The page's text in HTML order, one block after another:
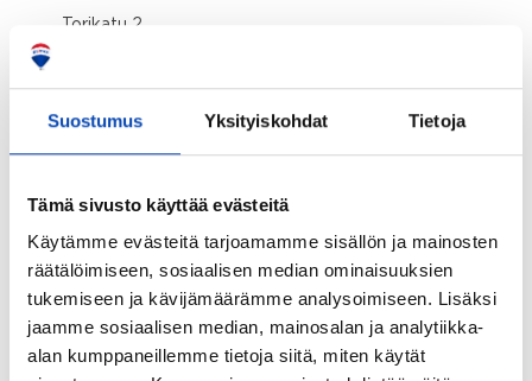
Suostumus Yksityiskohdat Tietoja
Tämä sivusto käyttää evästeitä
Käytämme evästeitä tarjoamamme sisällön ja mainosten
räätälöimiseen, sosiaalisen median ominaisuuksien
tukemiseen ja kävijämäärämme analysoimiseen. Lisäksi
jaamme sosiaalisen median, mainosalan ja analytiikka-
alan kumppaneillemme tietoja siitä, miten käytät
Torikatu 2
Isännöitsijäntodistuksen päivämäärä:
16.06.2026
Valmistumisvuosi:
2007